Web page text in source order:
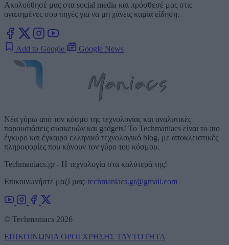
Ακολούθησέ μας στα social media και πρόσθεσέ μας στις
αγαπημένες σου πηγές για να μη χάνεις καμία είδηση.
Add to Google Google News
Νέα γύρω από τον κόσμο της τεχνολογίας και αναλυτικές
παρουσιάσεις συσκευών και gadgets! Το Techmaniacs είναι το πιο
έγκυρο και έγκαιρο ελληνικό τεχνολογικό blog, με αποκλειστικές
πληροφορίες που κάνουν τον γύρο του κόσμου.
Techmaniacs.gr - Η τεχνολογία στα καλύτερά της!
Επικοινωνήστε μαζί μας: techmaniacs.gr@gmail.com
© Techmaniacs 2026
ΕΠΙΚΟΙΝΩΝΙΑ ΟΡΟΙ ΧΡΗΣΗΣ ΤΑΥΤΟΤΗΤΑ